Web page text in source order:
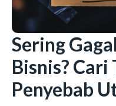
Sering
Bisnis? Cari
Penyebab